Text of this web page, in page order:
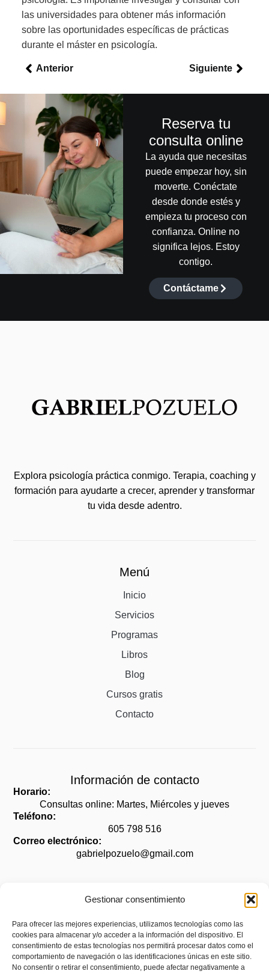
Gestionar consentimiento
Para ofrecer las mejores experiencias, utilizamos tecnologías como las
cookies para almacenar y/o acceder a la información del dispositivo. El
consentimiento de estas tecnologías nos permitirá procesar datos como el
comportamiento de navegación o las identificaciones únicas en este sitio.
No consentir o retirar el consentimiento, puede afectar negativamente a
las universidades para obtener más información
sobre las oportunidades específicas de prácticas
durante el máster en psicología.
Anterior Siguiente
Reserva tu
consulta online
La ayuda que necesitas
puede empezar hoy, sin
moverte. Conéctate
desde donde estés y
empieza tu proceso con
confianza. Online no
significa lejos. Estoy
contigo.
Contáctame
Explora psicología práctica conmigo. Terapia, coaching y
formación para ayudarte a crecer, aprender y transformar
tu vida desde adentro.
Menú
Inicio
Servicios
Programas
Libros
Blog
Cursos gratis
Contacto
Información de contacto
Horario:
Consultas online: Martes, Miércoles y jueves
Teléfono:
605 798 516
Correo electrónico:
gabrielpozuelo@gmail.com
Aviso legal
Política de privacidad